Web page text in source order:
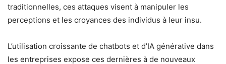
traditionnelles, ces attaques visent à manipuler les
perceptions et les croyances des individus à leur insu.
L’utilisation croissante de chatbots et d’IA générative dans
les entreprises expose ces dernières à de nouveaux